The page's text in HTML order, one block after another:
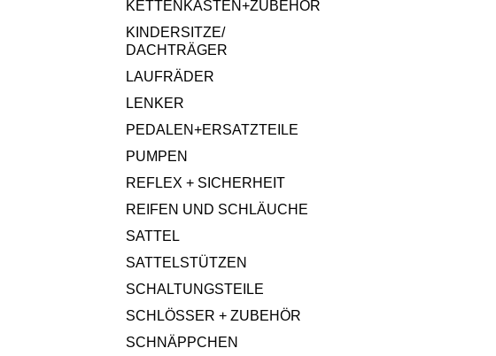
KETTENKASTEN+ZUBEHÖR
KINDERSITZE/
DACHTRÄGER
LAUFRÄDER
LENKER
PEDALEN+ERSATZTEILE
PUMPEN
REFLEX + SICHERHEIT
REIFEN UND SCHLÄUCHE
SATTEL
SATTELSTÜTZEN
SCHALTUNGSTEILE
SCHLÖSSER + ZUBEHÖR
SCHNÄPPCHEN